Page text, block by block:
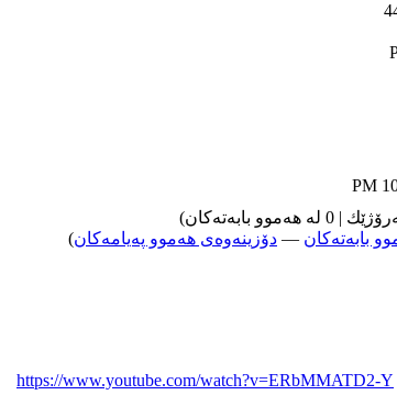
03-17-
بابه‌ته‌کان — دۆزینه‌وه‌ی هه‌موو په‌یامه‌کان)
https://www.youtube.com/watch?v=ERbMMATD2-Y